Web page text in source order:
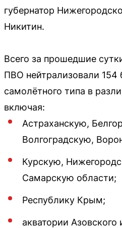
губернатор
Никитин.
Всего за прошедшие
ПВО нейтрализовали 154
самолётного типа в
включая:
Астраханскую,
Волгоградскую,
Курскую,
Самарскую области;
Республику Крым;
акватории